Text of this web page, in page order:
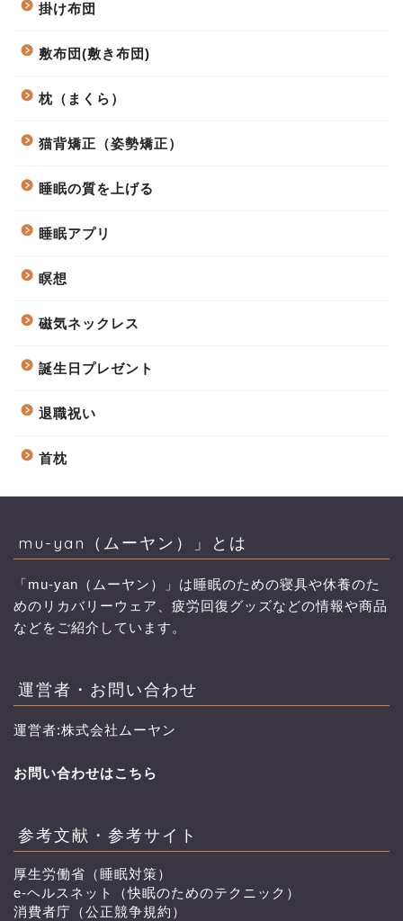
掛け布団
敷布団(敷き布団)
枕（まくら）
猫背矯正（姿勢矯正）
睡眠の質を上げる
睡眠アプリ
瞑想
磁気ネックレス
誕生日プレゼント
退職祝い
首枕
mu-yan（ムーヤン）」とは
「mu-yan（ムーヤン）」は睡眠のための寝具や休養のた
めのリカバリーウェア、疲労回復グッズなどの情報や商品
などをご紹介しています。
運営者・お問い合わせ
運営者:株式会社ムーヤン
お問い合わせはこちら
参考文献・参考サイト
厚生労働省（睡眠対策）
e-ヘルスネット（快眠のためのテクニック）
消費者庁（公正競争規約）